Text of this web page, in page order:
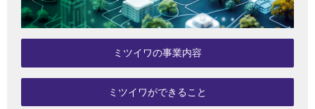
ミツイワの事業内容
ミツイワができること